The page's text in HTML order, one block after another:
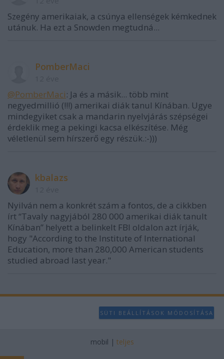
Szegény amerikaiak, a csúnya ellenségek kémkednek
utánuk. Ha ezt a Snowden megtudná...
PomberMaci
@PomberMaci: Ja és a másik... több mint
negyedmillió (!!!) amerikai diák tanul Kínában. Ugye
mindegyiket csak a mandarin nyelvjárás szépségei
érdeklik meg a pekingi kacsa elkészítése. Még
véletlenül sem hírszerő egy részük.:-)))
kbalazs
Nyilván nem a konkrét szám a fontos, de a cikkben
írt “Tavaly nagyjából 280 000 amerikai diák tanult
Kínában” helyett a belinkelt FBI oldalon azt írják,
hogy "According to the Institute of International
Education, more than 280,000 American students
studied abroad last year."
SÜTI BEÁLLÍTÁSOK MÓDOSÍTÁSA
mobil | teljes